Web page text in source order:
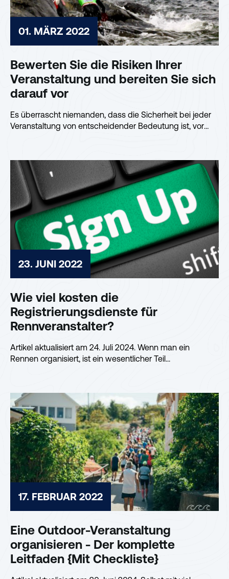
01. MÄRZ 2022
Bewerten Sie die Risiken Ihrer
Veranstaltung und bereiten Sie sich
darauf vor
Es überrascht niemanden, dass die Sicherheit bei jeder
Veranstaltung von entscheidender Bedeutung ist, vor
23. JUNI 2022
Wie viel kosten die
Registrierungsdienste für
Rennveranstalter?
Artikel aktualisiert am 24. Juli 2024. Wenn man ein
Rennen organisiert, ist ein wesentlicher Teil...
17. FEBRUAR 2022
Eine Outdoor-Veranstaltung
organisieren - Der komplette
Leitfaden {Mit Checkliste}